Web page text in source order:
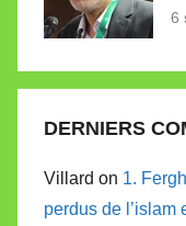
6
DERNIERS
Villard on 1.
perdus de l’islam